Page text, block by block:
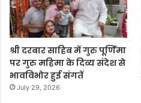
श्री दरबार साहिब में गुरु पूर्णिमा
पर गुरु महिमा के दिव्य संदेश से
भावविभोर हुई संगतें
July 29, 2026